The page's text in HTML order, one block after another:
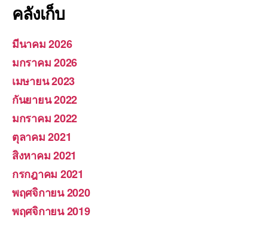
คลังเก็บ
มีนาคม 2026
มกราคม 2026
เมษายน 2023
กันยายน 2022
มกราคม 2022
ตุลาคม 2021
สิงหาคม 2021
กรกฎาคม 2021
พฤศจิกายน 2020
พฤศจิกายน 2019